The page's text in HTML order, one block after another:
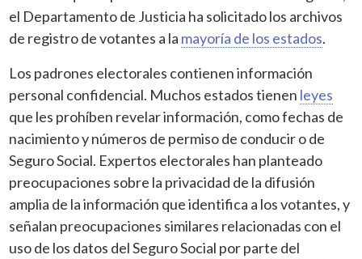
el Departamento de Justicia ha solicitado los archivos
de registro de votantes a la mayoría de los estados.
Los padrones electorales contienen información
personal confidencial. Muchos estados tienen leyes
que les prohíben revelar información, como fechas de
nacimiento y números de permiso de conducir o de
Seguro Social. Expertos electorales han planteado
preocupaciones sobre la privacidad de la difusión
amplia de la información que identifica a los votantes, y
señalan preocupaciones similares relacionadas con el
uso de los datos del Seguro Social por parte del